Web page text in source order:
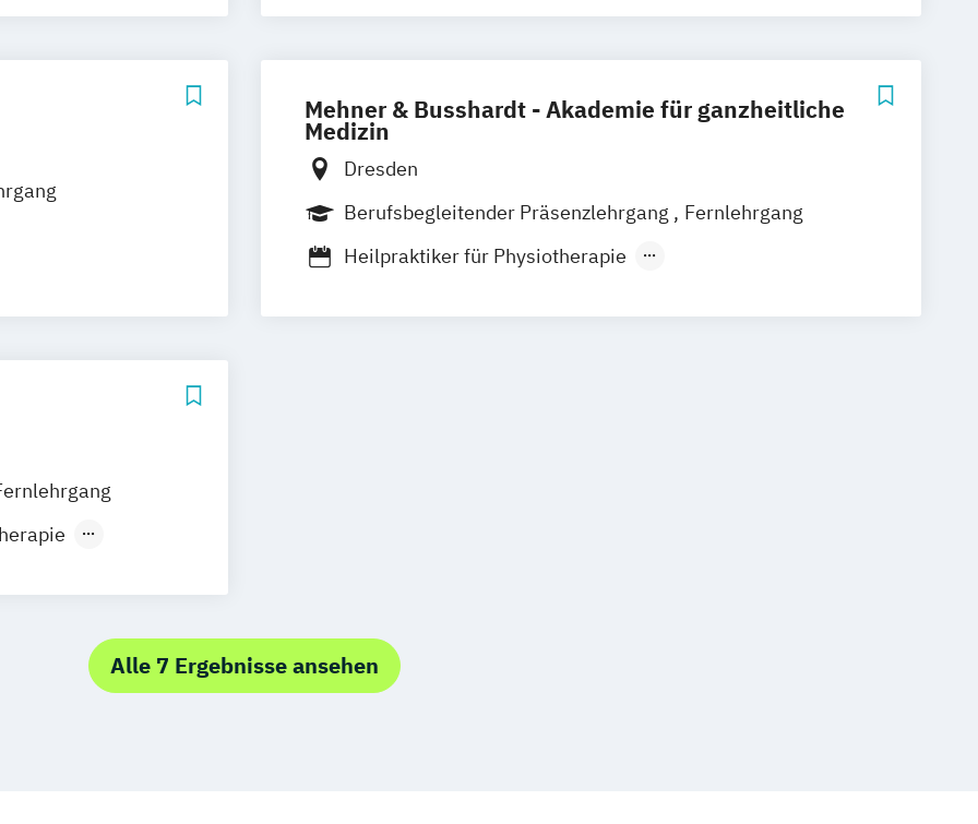
Mehner & Busshardt - Akademie für ganzheitliche
Medizin
Dresden
Berufsbegleitender Präsenzlehrgang
Fernlehrgang
Heilpraktiker für Physiotherapie
Heilpraktiker mit medizinischen Kenntnissen
Alle 7 Ergebnisse ansehen